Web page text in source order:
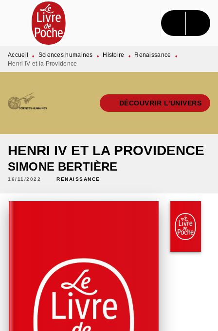
MENU RECHERCHE CONTENU
PIED DE PAGE
Accueil • Sciences humaines • Histoire • Renaissance
•
Henri IV et la Providence
DÉCOUVRIR L'UNIVERS
HENRI IV ET LA PROVIDENCE
SIMONE BERTIÈRE
16/11/2022 RENAISSANCE